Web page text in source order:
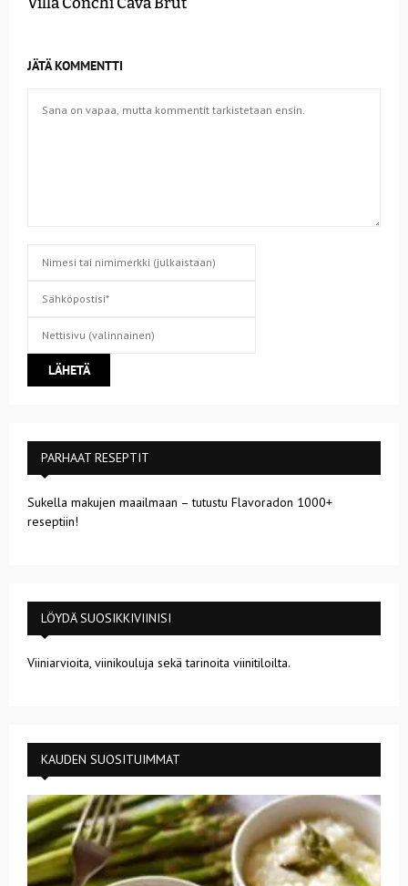
JÄTÄ KOMMENTTI
PARHAAT RESEPTIT
Sukella makujen maailmaan – tutustu Flavoradon 1000+
reseptiin!
LÖYDÄ SUOSIKKIVIINISI
Viiniarvioita, viinikouluja sekä tarinoita viinitiloilta.
KAUDEN SUOSITUIMMAT